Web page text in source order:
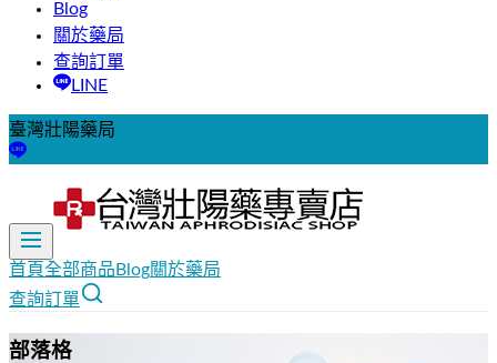
Blog
關於藥局
查詢訂單
LINE
臺灣壯陽藥局
首頁全部商品 Blog關於藥局
查詢訂單
部落格